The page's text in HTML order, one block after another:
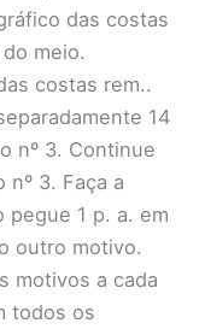
das costas
meio.
costas rem..
14
nº 3. Continue
3. Faça a
pegue 1 p. a. em
outro motivo.
motivos a cada
todos os